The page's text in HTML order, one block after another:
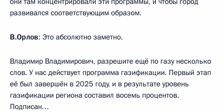
развивался соответствующим образом.
В.Орлов: Это абсолютно заметно.
Владимир Владимирович, разрешите ещё по газу несколько
слов. У нас действует программа газификации. Первый этап
её был завершён в 2025 году, и в результате уровень
газификации региона составил восемь процентов.
Подписан…